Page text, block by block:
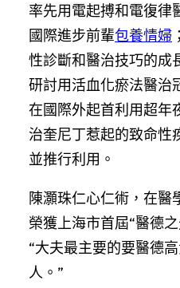
率先用電起搏和電復律
國際進步前輩包養情婦
性診斷和醫治技巧的成
研討用活血化瘀法醫治
在國際外起首利用超年
治奎尼丁惹起的致命性
並推行利用。
陳灝珠仁心仁術，在醫
榮獲上海市首屆“醫德
“大夫最主要的要醫德
人。”